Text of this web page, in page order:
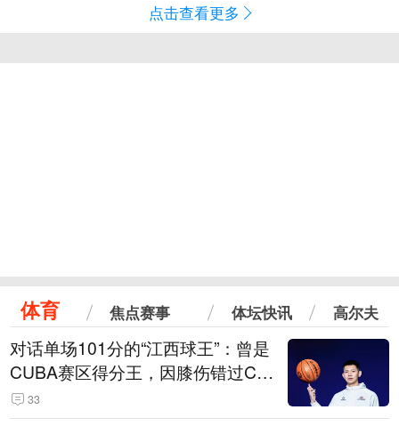
点击查看更多
体育 焦点赛事 体坛快讯 高尔夫
对话单场101分的“江西球王”：曾是
CUBA赛区得分王，因膝伤错过CB
A选秀
33